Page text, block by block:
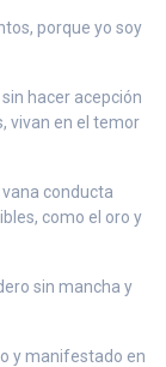
porque yo soy
hacer acepción
vivan en el temor
conducta
como el oro y
sin mancha y
y manifestado en